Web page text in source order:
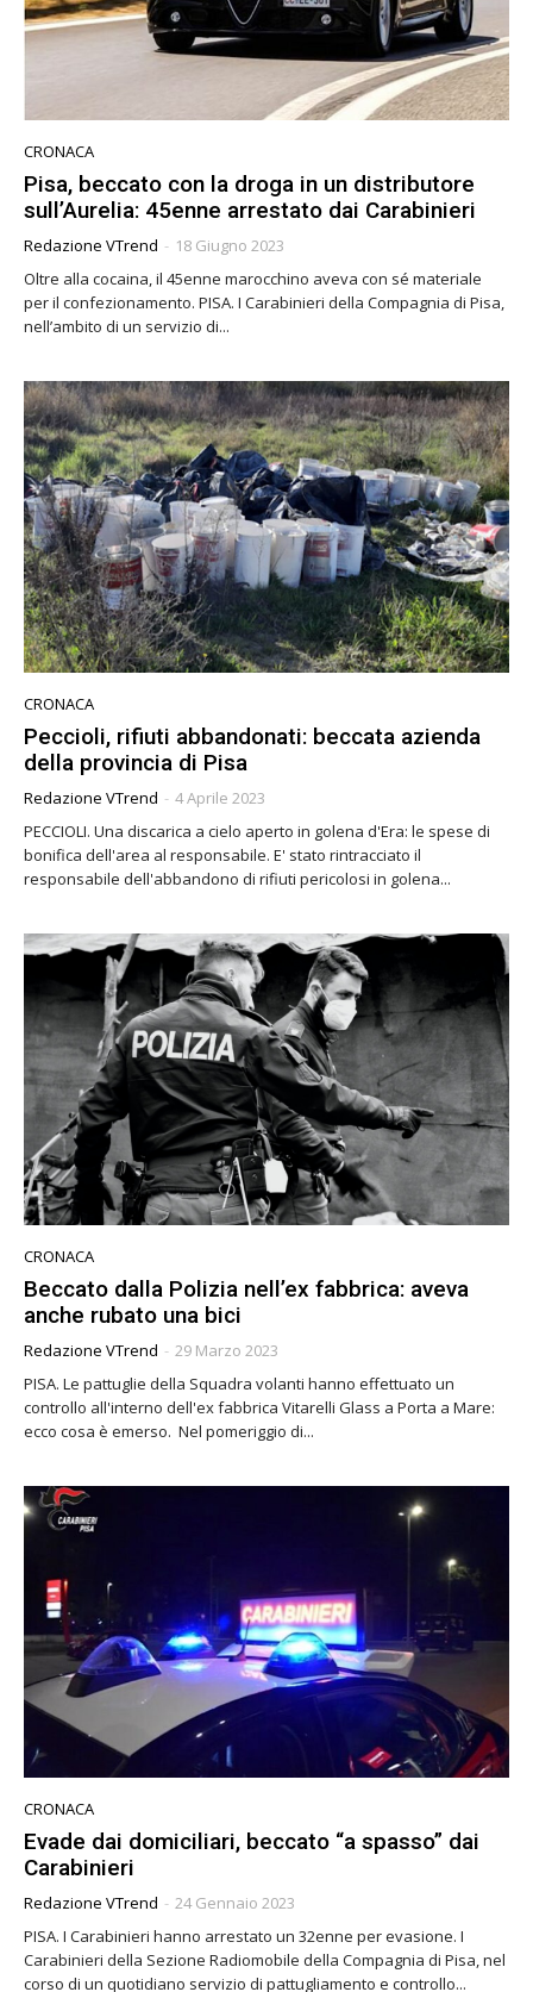
CRONACA
Pisa, beccato con la droga in un distributore
sull’Aurelia: 45enne arrestato dai Carabinieri
Redazione VTrend - 18 Giugno 2023
Oltre alla cocaina, il 45enne marocchino aveva con sé materiale
per il confezionamento. PISA. I Carabinieri della Compagnia di Pisa,
nell’ambito di un servizio di...
CRONACA
Peccioli, rifiuti abbandonati: beccata azienda
della provincia di Pisa
Redazione VTrend - 4 Aprile 2023
PECCIOLI. Una discarica a cielo aperto in golena d'Era: le spese di
bonifica dell'area al responsabile. E' stato rintracciato il
responsabile dell'abbandono di rifiuti pericolosi in golena...
CRONACA
Beccato dalla Polizia nell’ex fabbrica: aveva
anche rubato una bici
Redazione VTrend - 29 Marzo 2023
PISA. Le pattuglie della Squadra volanti hanno effettuato un
controllo all'interno dell'ex fabbrica Vitarelli Glass a Porta a Mare:
ecco cosa è emerso. Nel pomeriggio di...
CRONACA
Evade dai domiciliari, beccato “a spasso” dai
Carabinieri
Redazione VTrend - 24 Gennaio 2023
PISA. I Carabinieri hanno arrestato un 32enne per evasione. I
Carabinieri della Sezione Radiomobile della Compagnia di Pisa, nel
corso di un quotidiano servizio di pattugliamento e controllo...